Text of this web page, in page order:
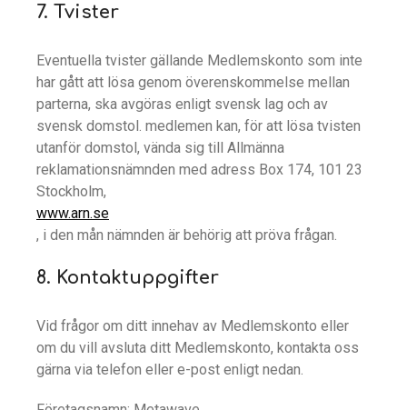
7. Tvister
Eventuella tvister gällande Medlemskonto som inte
har gått att lösa genom överenskommelse mellan
parterna, ska avgöras enligt svensk lag och av
svensk domstol. medlemen kan, för att lösa tvisten
utanför domstol, vända sig till Allmänna
reklamationsnämnden med adress Box 174, 101 23
Stockholm,
www.arn.se
, i den mån nämnden är behörig att pröva frågan.
8. Kontaktuppgifter
Vid frågor om ditt innehav av Medlemskonto eller
om du vill avsluta ditt Medlemskonto, kontakta oss
gärna via telefon eller e-post enligt nedan.